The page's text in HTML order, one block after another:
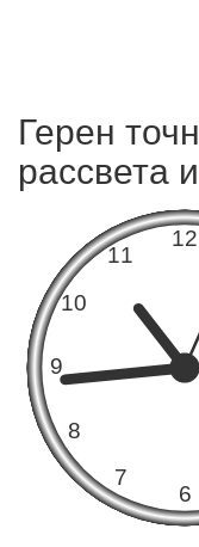
Герен
рассвета